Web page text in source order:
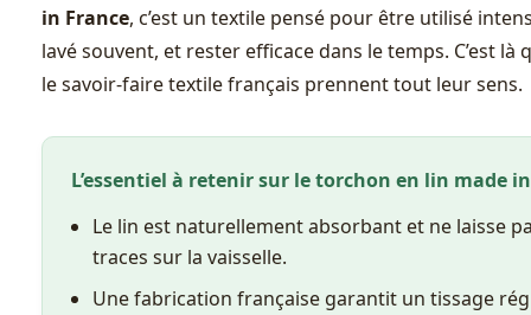
in France, c’est un textile pensé pour être utilisé
lavé souvent, et rester efficace dans le temps. C’est là
le savoir-faire textile français prennent tout leur sens.
L’essentiel à retenir sur le torchon en lin made
Le lin est naturellement absorbant et ne laisse
traces sur la vaisselle.
Une fabrication française garantit un tissage